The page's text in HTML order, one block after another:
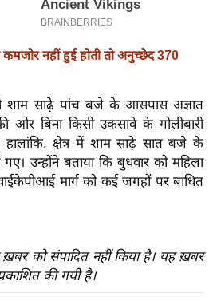
नहीं हुई होती तो अनुच्छेद 370
शाम साढ़े पांच बजे के आसपास अज्ञात
ओर बिना किसी उकसावे के गोलीबारी
क्षेत्र में शाम साढ़े सात बजे के
उन्होंने बताया कि बुधवार को महिला
वाईकेपीआई मार्ग को कई जगहों पर बाधित
ख़बर को संपादित नहीं किया है। यह ख़बर
की गयी है।